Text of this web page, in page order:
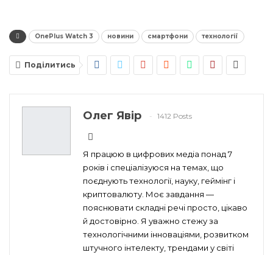
OnePlus Watch 3 новини смартфони технології
Поділитись
Олег Явір 1412 Posts
Я працюю в цифрових медіа понад 7
років і спеціалізуюся на темах, що
поєднують технології, науку, геймінг і
криптовалюту. Моє завдання —
пояснювати складні речі просто, цікаво
й достовірно. Я уважно стежу за
технологічними інноваціями, розвитком
штучного інтелекту, трендами у світі